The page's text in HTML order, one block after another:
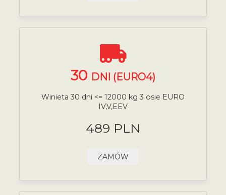
30 DNI (EURO4)
Winieta 30 dni <= 12000 kg 3 osie EURO
IV,V,EEV
489 PLN
ZAMÓW